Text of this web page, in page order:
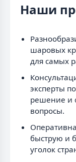
Наши
шаровых
для самых
эксперты
решение и
вопросы.
быструю и
уголок